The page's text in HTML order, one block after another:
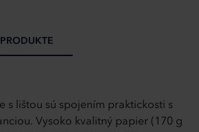
s lištou sú spojením praktickosti s
Vysoko kvalitný papier (170 g